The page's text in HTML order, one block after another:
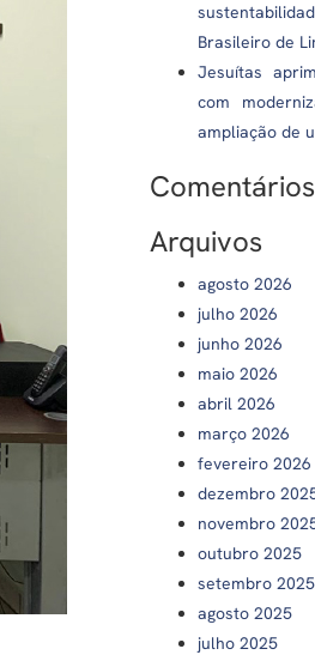
Brasileiro de
Jesuítas
com
ampliação de
Comentários
Arquivos
agosto 2026
julho 2026
junho 2026
maio 2026
abril 2026
março 2026
fevereiro 2026
dezembro
novembro
outubro 2025
setembro 2025
agosto 2025
julho 2025